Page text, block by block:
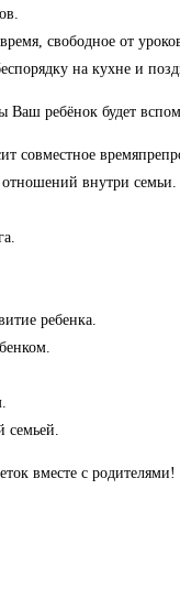
свободное от
на кухне и
Ваш ребёнок будет
совместное
внутри семьи.
ребенка.
семьей.
вместе с родителями!